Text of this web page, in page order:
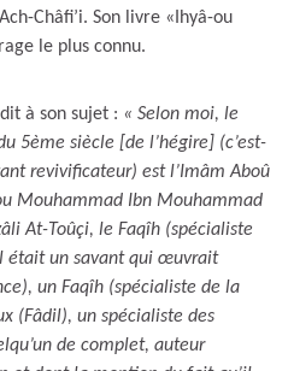
Châfi’i. Son livre «Ihyâ-ou
le plus connu.
à son sujet : « Selon moi, le
5ème siècle [de l’hégire] (c’est-
revivificateur) est l’Imâm Aboû
Mouhammad Ibn Mouhammad
At-Toûçi, le Faqîh (spécialiste
était un savant qui œuvrait
un Faqîh (spécialiste de la
(Fâdil), un spécialiste des
de complet, auteur